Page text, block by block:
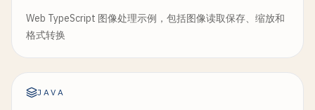
Web TypeScript 图像处理示例，包括图像读取保存、缩放和
格式转换
JAVA